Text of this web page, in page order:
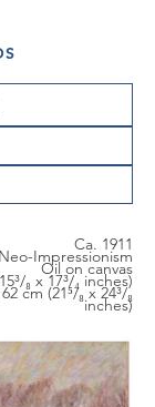
Ca. 1911
Impressionism
Oil on canvas
₈ x 17³/₄ inches)
cm (21⁵/₈ x 24³/₈
inches)